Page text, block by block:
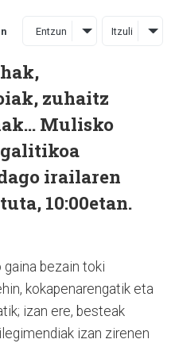
Entzun Itzuli
zuhaitz
Mulisko
irailaren
10:00etan.
gaina bezain toki
kokapenarengatik eta
izan ere, besteak
izan zirenen